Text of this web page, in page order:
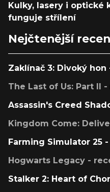
Kulky, lasery i optické
funguje střílení
Nejčtenější
Zaklínač 3: Divoký hon
The Last of Us: Part II
Assassin's Creed
Kingdom Come:
Farming Simulator 25
Hogwarts Legacy -
Stalker 2: Heart of